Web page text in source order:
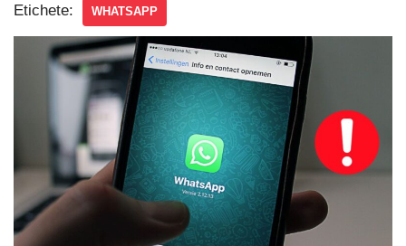
Etichete: WHATSAPP